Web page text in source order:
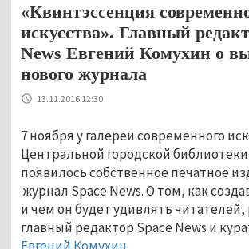
«Квинтэссенция
искусства». Главный
News Евгений Комухин о
нового журнала
13.11.2016 12:30
7 ноября у галереи современного
Центральной городской библиотеки
появилось собственное печатное
журнал Space News. О том, как
и чем он будет удивлять читателей,
главный редактор Space News и